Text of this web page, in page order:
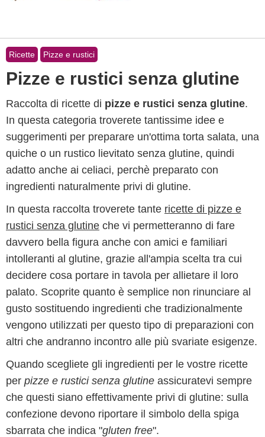
Ricette Pizze e rustici
Pizze e rustici senza glutine
Raccolta di ricette di pizze e rustici senza glutine.
In questa categoria troverete tantissime idee e
suggerimenti per preparare un'ottima torta salata, una
quiche o un rustico lievitato senza glutine, quindi
adatto anche ai celiaci, perchè preparato con
ingredienti naturalmente privi di glutine.
In questa raccolta troverete tante ricette di pizze e
rustici senza glutine che vi permetteranno di fare
davvero bella figura anche con amici e familiari
intolleranti al glutine, grazie all'ampia scelta tra cui
decidere cosa portare in tavola per allietare il loro
palato. Scoprite quanto è semplice non rinunciare al
gusto sostituendo ingredienti che tradizionalmente
vengono utilizzati per questo tipo di preparazioni con
altri che andranno incontro alle più svariate esigenze.
Quando scegliete gli ingredienti per le vostre ricette
per pizze e rustici senza glutine assicuratevi sempre
che questi siano effettivamente privi di glutine: sulla
confezione devono riportare il simbolo della spiga
sbarrata che indica "gluten free".